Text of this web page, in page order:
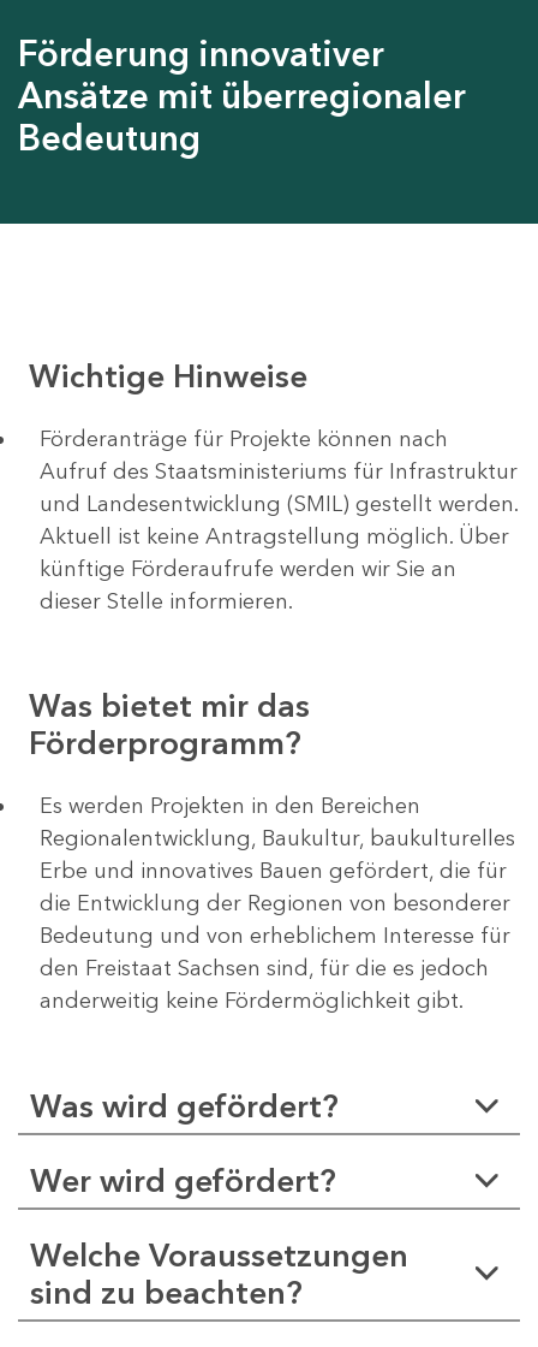
Förderung innovativer
Ansätze mit überregionaler
Bedeutung
Wichtige Hinweise
Förderanträge für Projekte können nach
Aufruf des Staatsministeriums für Infrastruktur
und Landesentwicklung (SMIL) gestellt werden.
Aktuell ist keine Antragstellung möglich. Über
künftige Förderaufrufe werden wir Sie an
dieser Stelle informieren.
Was bietet mir das
Förderprogramm?
Es werden Projekten in den Bereichen
Regionalentwicklung, Baukultur, baukulturelles
Erbe und innovatives Bauen gefördert, die für
die Entwicklung der Regionen von besonderer
Bedeutung und von erheblichem Interesse für
den Freistaat Sachsen sind, für die es jedoch
anderweitig keine Fördermöglichkeit gibt.
Was wird gefördert?
Wer wird gefördert?
Welche Voraussetzungen
sind zu beachten?